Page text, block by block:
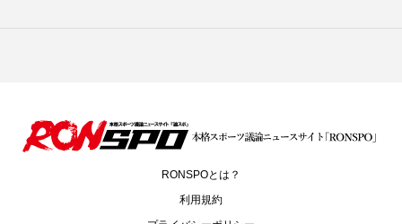
RONSPOとは？
利用規約